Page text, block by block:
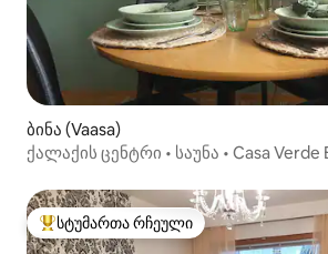
ბინა (Vaasa)
ქალაქის ცენტრი • საუნა • Casa Verde
სტუმართა რჩეული მოწინავე ვარიანტი
სტუმართა რჩეული